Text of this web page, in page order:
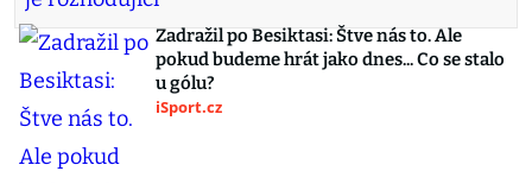
Zadražil po Besiktasi: Štve nás to. Ale
pokud budeme hrát jako dnes... Co se stalo
u gólu?
iSport.cz